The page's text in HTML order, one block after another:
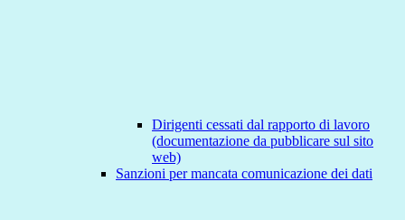
Dirigenti cessati dal rapporto di lavoro
(documentazione da pubblicare sul sito
web)
Sanzioni per mancata comunicazione dei dati